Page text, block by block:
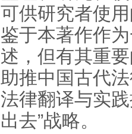
可供研究者使
鉴于本著作作
述，但有其重
助推中国古代
法律翻译与实
出去”战略。